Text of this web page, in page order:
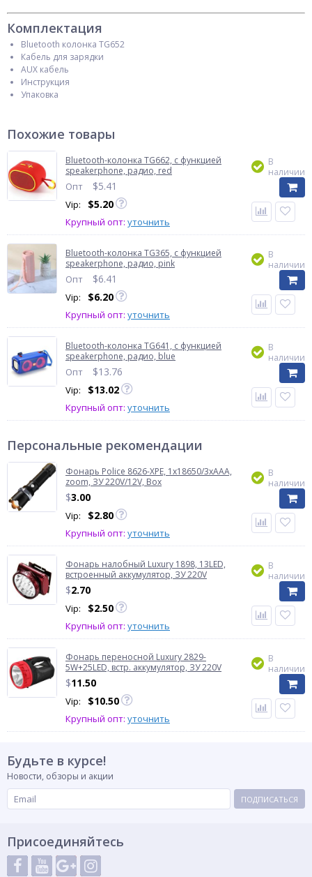
Комплектация
Bluetooth колонка TG652
Кабель для зарядки
AUX кабель
Инструкция
Упаковка
Похожие товары
Bluetooth-колонка TG662, c функцией
speakerphone, радио, red
Опт $5.41
Vip: $5.20
Крупный опт: уточнить
В
наличии
Bluetooth-колонка TG365, c функцией
speakerphone, радио, pink
Опт $6.41
Vip: $6.20
Крупный опт: уточнить
В
наличии
Bluetooth-колонка TG641, c функцией
speakerphone, радио, blue
Опт $13.76
Vip: $13.02
Крупный опт: уточнить
В
наличии
Персональные рекомендации
Фонарь Police 8626-XPE, 1х18650/3xAAA,
zoom, ЗУ 220V/12V, Box
$3.00
Vip: $2.80
Крупный опт: уточнить
В
наличии
Фонарь налобный Luxury 1898, 13LED,
встроенный аккумулятор, ЗУ 220V
$2.70
Vip: $2.50
Крупный опт: уточнить
В
наличии
Фонарь переносной Luxury 2829-
5W+25LED, встр. аккумулятор, ЗУ 220V
$11.50
Vip: $10.50
Крупный опт: уточнить
В
наличии
Будьте в курсе!
Новости, обзоры и акции
ПОДПИСАТЬСЯ
Присоединяйтесь